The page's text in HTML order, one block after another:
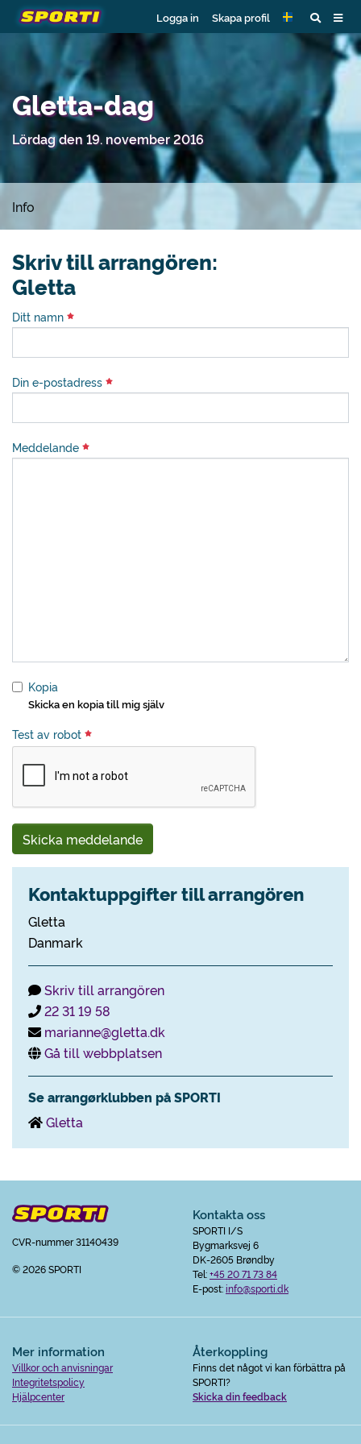
Logga in Skapa profil
Gletta-dag
Lördag den 19. november 2016
Info
Skriv till arrangören:
Gletta
Ditt namn
Din e-postadress
Meddelande
Kopia
Skicka en kopia till mig själv
Test av robot
Skicka meddelande
Kontaktuppgifter till arrangören
Gletta
Danmark
Skriv till arrangören
22 31 19 58
marianne@gletta.dk
Gå till webbplatsen
Se arrangørklubben på SPORTI
Gletta
CVR-nummer 31140439
© 2026 SPORTI
Kontakta oss
SPORTI I/S
Bygmarksvej 6
DK-2605 Brøndby
Tel:+45 20 71 73 84
E-post:info@sporti.dk
Mer information
Villkor och anvisningar
Integritetspolicy
Hjälpcenter
Återkoppling
Finns det något vi kan förbättra på
SPORTI?
Skicka din feedback